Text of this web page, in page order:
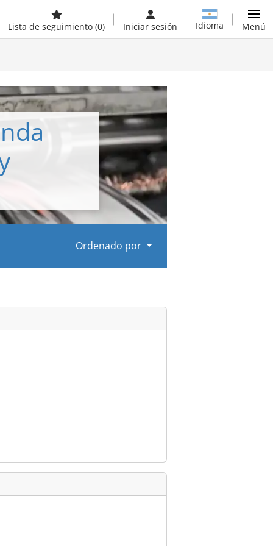
Lista de seguimiento (0) Iniciar sesión Idioma Menú
Ordenado por